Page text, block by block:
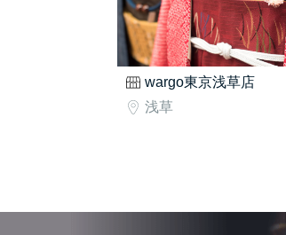
wargo東京浅草店
浅草